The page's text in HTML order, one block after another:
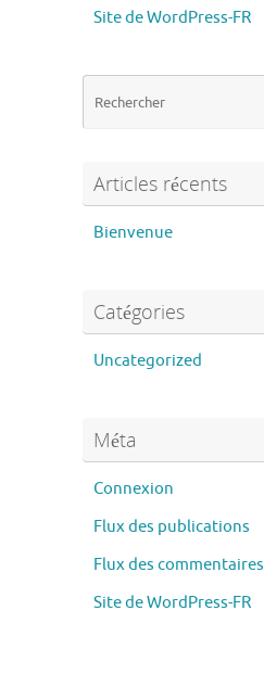
Site de WordPress-FR
Articles récents
Bienvenue
Catégories
Uncategorized
Méta
Connexion
Flux des publications
Flux des commentaires
Site de WordPress-FR